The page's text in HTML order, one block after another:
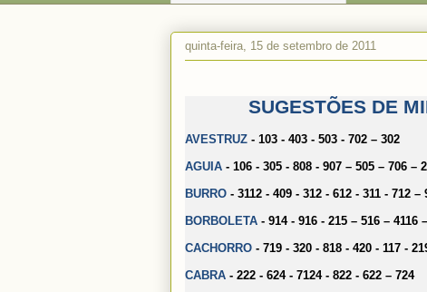
quinta-feira, 15 de setembro de 2011
SUGESTÕES DE
AVESTRUZ - 103 - 403 - 503 - 702 – 302
AGUIA - 106 - 305 - 808 - 907 – 505 – 706 –
BURRO - 3112 - 409 - 312 - 612 - 311 - 712 –
BORBOLETA - 914 - 916 - 215 – 516 – 4116
CACHORRO - 719 - 320 - 818 - 420 - 117 -
CABRA - 222 - 624 - 7124 - 822 - 622 – 724